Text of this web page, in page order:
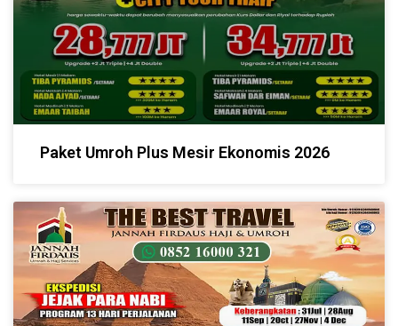
Paket Umroh Plus Mesir Ekonomis 2026